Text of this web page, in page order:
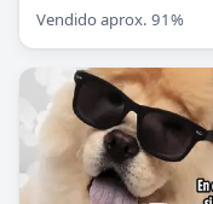
Vendido aprox. 91%